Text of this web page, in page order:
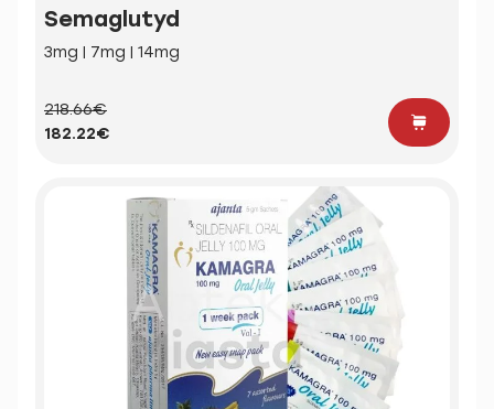
Semaglutyd
3mg | 7mg | 14mg
218.66€
182.22€